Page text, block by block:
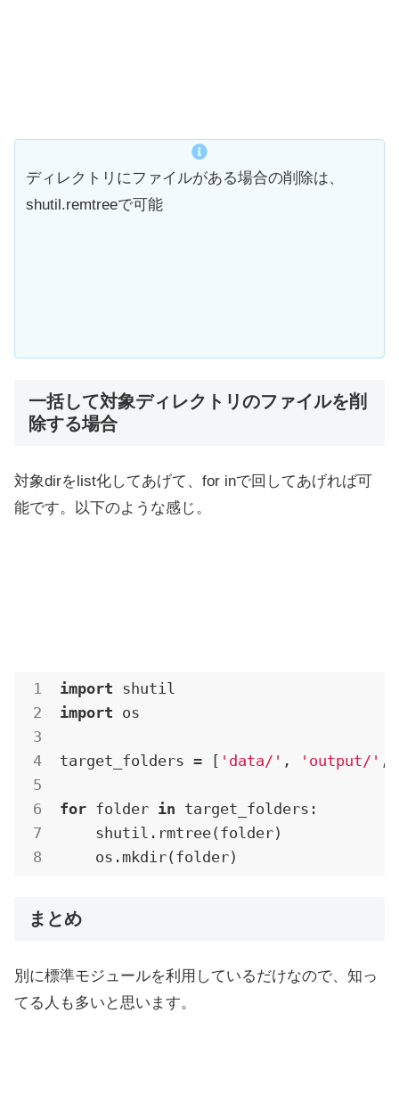
ディレクトリにファイルがある場合の削除は、
shutil.remtreeで可能
一括して対象ディレクトリのファイルを削
除する場合
対象dirをlist化してあげて、for inで回してあげれば可
能です。以下のような感じ。
import
import os
target_folders = [ 'data/' , 'output/' ,
for folder in target_folders:
    shutil.rmtree(folder)
まとめ
別に標準モジュールを利用しているだけなので、知っ
てる人も多いと思います。